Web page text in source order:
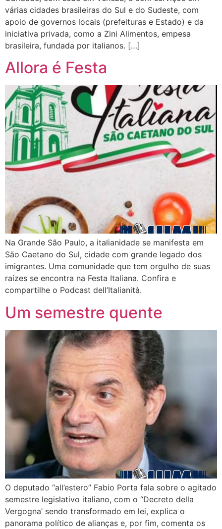
várias cidades brasileiras do Sul e do Sudeste, com
apoio de governos locais (prefeituras e Estado) e da
iniciativa privada, como a Zini Alimentos, empesa
brasileira, fundada por italianos. […]
Allora é Festa
Na Grande São Paulo, a italianidade se manifesta em
São Caetano do Sul, cidade com grande legado dos
imigrantes. Uma comunidade que tem orgulho de suas
raízes se encontra na Festa Italiana. Confira e
compartilhe o Podcast dell’Italianità.
Um semestre quente
O deputado “all’estero” Fabio Porta fala sobre o agitado
semestre legislativo italiano, com o “Decreto della
Vergogna’ sendo transformado em lei, explica o
panorama político de alianças e, por fim, comenta os